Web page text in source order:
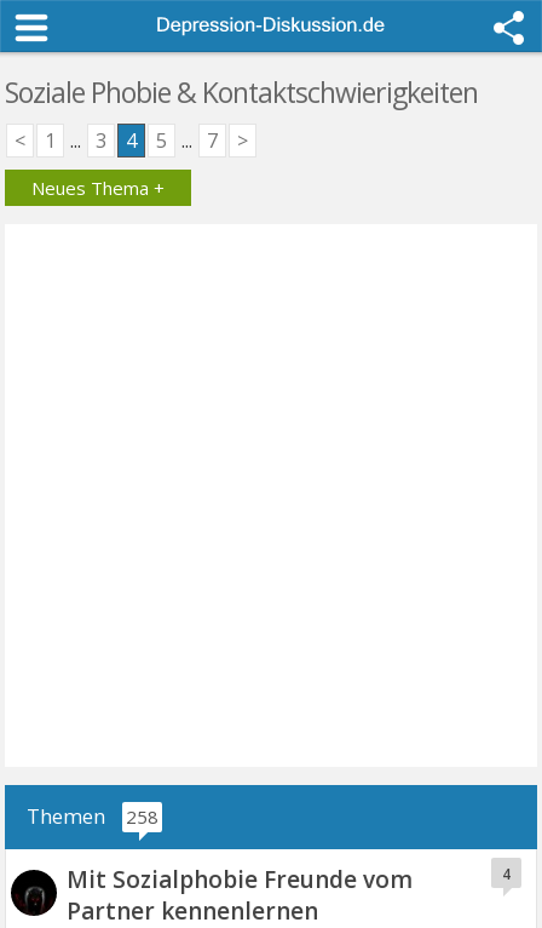
Soziale Phobie & Kontaktschwierigkeiten
< 1 ... 3 4 5 ... 7 >
Neues Thema +
Themen 258
Mit Sozialphobie Freunde vom
Partner kennenlernen
4